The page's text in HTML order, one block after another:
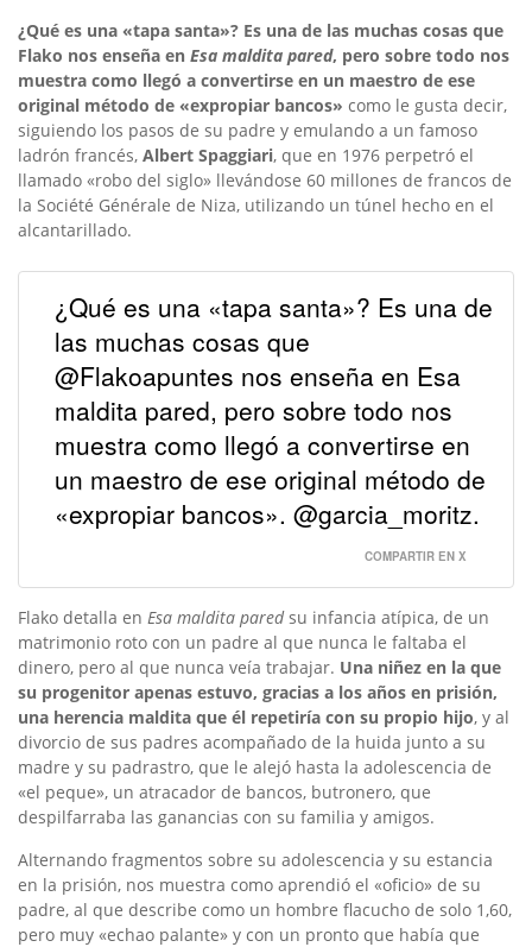
¿Qué es una «tapa santa»? Es una de las muchas cosas que
Flako nos enseña en Esa maldita pared, pero sobre todo nos
muestra como llegó a convertirse en un maestro de ese
original método de «expropiar bancos» como le gusta decir,
siguiendo los pasos de su padre y emulando a un famoso
ladrón francés, Albert Spaggiari, que en 1976 perpetró el
llamado «robo del siglo» llevándose 60 millones de francos de
la Société Générale de Niza, utilizando un túnel hecho en el
alcantarillado.
¿Qué es una «tapa santa»? Es una de
las muchas cosas que
@Flakoapuntes nos enseña en Esa
maldita pared, pero sobre todo nos
muestra como llegó a convertirse en
un maestro de ese original método de
«expropiar bancos». @garcia_moritz.
COMPARTIR EN X
Flako detalla en Esa maldita paredsu infancia atípica, de un
matrimonio roto con un padre al que nunca le faltaba el
dinero, pero al que nunca veía trabajar. Una niñez en la que
su progenitor apenas estuvo, gracias a los años en prisión,
una herencia maldita que él repetiría con su propio hijo, y al
divorcio de sus padres acompañado de la huida junto a su
madre y su padrastro, que le alejó hasta la adolescencia de
«el peque», un atracador de bancos, butronero, que
despilfarraba las ganancias con su familia y amigos.
Alternando fragmentos sobre su adolescencia y su estancia
en la prisión, nos muestra como aprendió el «oficio» de su
padre, al que describe como un hombre flacucho de solo 1,60,
pero muy «echao palante» y con un pronto que había que